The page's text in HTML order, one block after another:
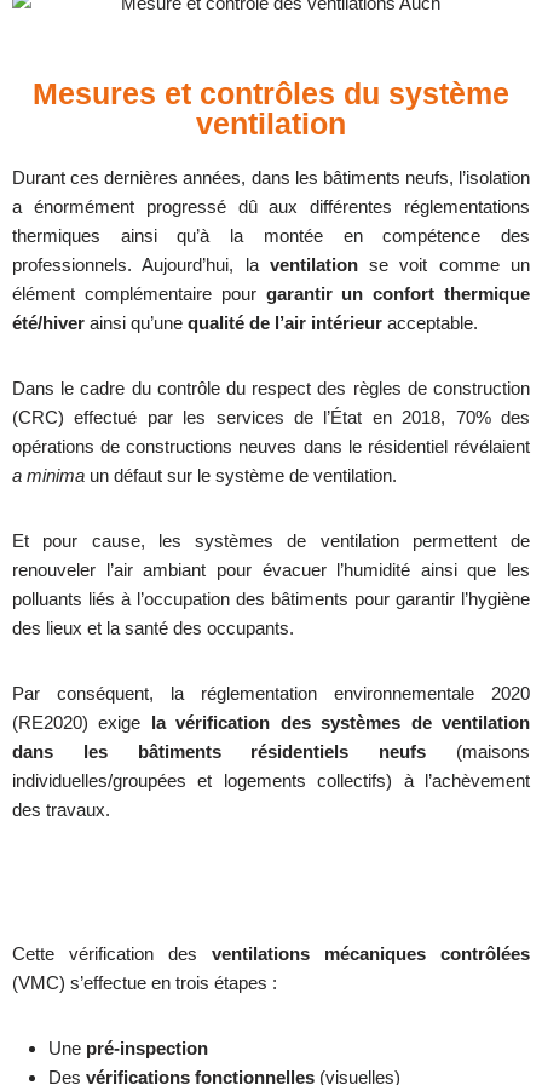
Mesures et contrôles du système
ventilation
Durant ces dernières années, dans les bâtiments neufs, l’isolation
a énormément progressé dû aux différentes réglementations
thermiques ainsi qu’à la montée en compétence des
professionnels. Aujourd’hui, la ventilationse voit comme un
élément complémentaire pour garantir un confort thermique
été/hiver ainsi qu’une qualité de l’air intérieur acceptable.
Dans le cadre du contrôle du respect des règles de construction
(CRC) effectué par les services de l’État en 2018, 70% des
opérations de constructions neuves dans le résidentiel révélaient
a minima un défaut sur le système de ventilation.
Et pour cause, les systèmes de ventilation permettent de
renouveler l’air ambiant pour évacuer l’humidité ainsi que les
polluants liés à l’occupation des bâtiments pour garantir l’hygiène
des lieux et la santé des occupants.
Par conséquent, la réglementation environnementale 2020
(RE2020) exige la vérification des systèmes de ventilation
dans les bâtiments résidentiels neufs (maisons
individuelles/groupées et logements collectifs) à l’achèvement
des travaux.
Cette vérification des ventilations mécaniques contrôlées
(VMC) s’effectue en trois étapes :
Une pré-inspection
Des vérifications fonctionnelles (visuelles)